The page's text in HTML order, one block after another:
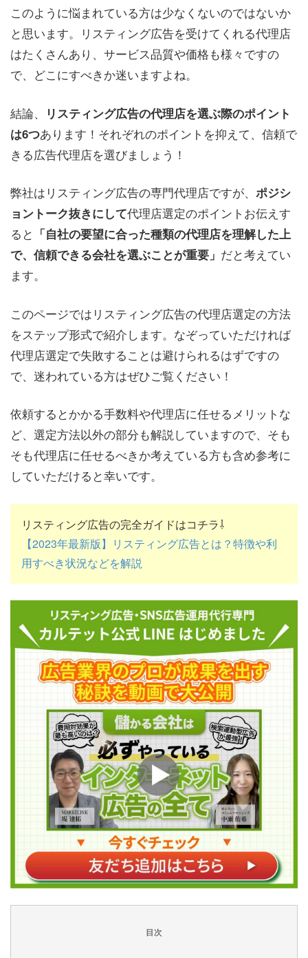
このように悩まれている方は少なくないのではないか
と思います。リスティング広告を受けてくれる代理店
はたくさんあり、サービス品質や価格も様々ですの
で、どこにすべきか迷いますよね。
結論、
リスティング広告の代理店を選ぶ際のポイント
は6つあります！それぞれのポイントを抑えて、信頼で
きる広告代理店を選びましょう！
弊社はリスティング広告の専門代理店ですが、 ポジシ
ョントーク抜きにして代理店選定のポイントお伝えす
ると 「自社の要望に合った種類の代理店を理解した上
で、信頼できる会社を選ぶことが重要」 だと考えてい
ます。
このページではリスティング広告の代理店選定の方法
をステップ形式で紹介します。なぞっていただければ
代理店選定で失敗することは避けられるはずですの
で、迷われている方はぜひご覧ください！
依頼するとかかる手数料や代理店に任せるメリットな
ど、選定方法以外の部分も解説していますので、そも
そも代理店に任せるべきか考えている方も含め参考に
していただけると幸いです。
リスティング広告の完全ガイドはコチラ⇩
【2023年最新版】リスティング広告とは？特徴や利
用すべき状況などを解説
目次